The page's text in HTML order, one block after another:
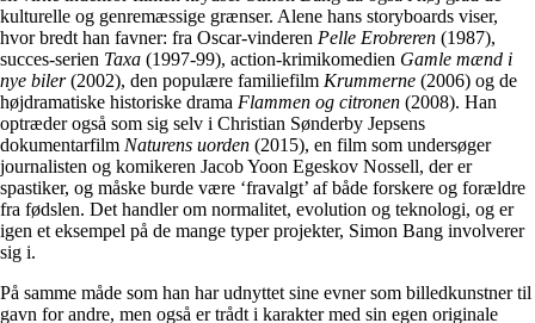
kulturelle og genremæssige grænser. Alene hans storyboards viser,
hvor bredt han favner: fra Oscar-vinderen Pelle Erobreren (1987),
succes-serien Taxa (1997-99), action-krimikomedien Gamle mænd i
nye biler(2002), den populære familiefilm Krummerne (2006) og de
højdramatiske historiske drama Flammen og citronen (2008). Han
optræder også som sig selv i Christian Sønderby Jepsens
dokumentarfilm Naturens uorden (2015), en film som undersøger
journalisten og komikeren Jacob Yoon Egeskov Nossell, der er
spastiker, og måske burde være ‘fravalgt’ af både forskere og forældre
fra fødslen. Det handler om normalitet, evolution og teknologi, og er
igen et eksempel på de mange typer projekter, Simon Bang involverer
sig i.
På samme måde som han har udnyttet sine evner som billedkunstner til
gavn for andre, men også er trådt i karakter med sin egen originale